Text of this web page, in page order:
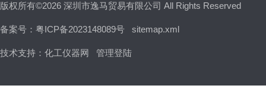
版权所有©2026 深圳市逸马贸易有限公司 All Rights Reserved
备案号：粤ICP备2023148089号 sitemap.xml
技术支持： 化工仪器网 管理登陆